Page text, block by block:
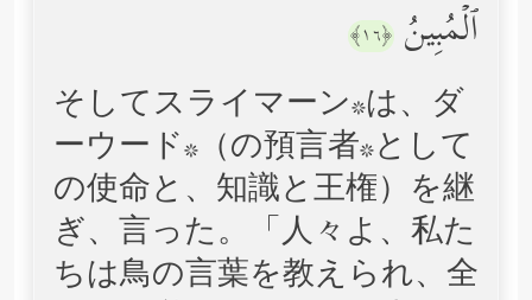
ٱلۡمُبِینُ ﴿١٦﴾
そしてスライマーン*は、ダ
ーウード*（の預言者*として
の使命と、知識と王権）を継
ぎ、言った。「人々よ、私た
ちは鳥の言葉を教えられ、全